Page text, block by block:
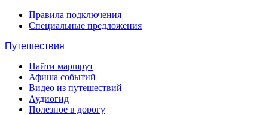
Правила подключения
Специальные предложения
Путешествия
Найти маршрут
Афиша событий
Видео из путешествий
Аудиогид
Полезное в дорогу